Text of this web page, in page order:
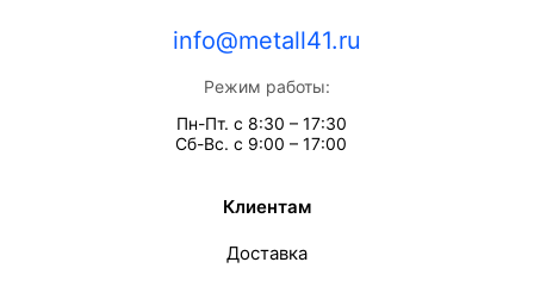
info@metall41.ru
Режим работы:
Пн-Пт. с 8:30 – 17:30
Сб-Вс. с 9:00 – 17:00
Клиентам
Доставка